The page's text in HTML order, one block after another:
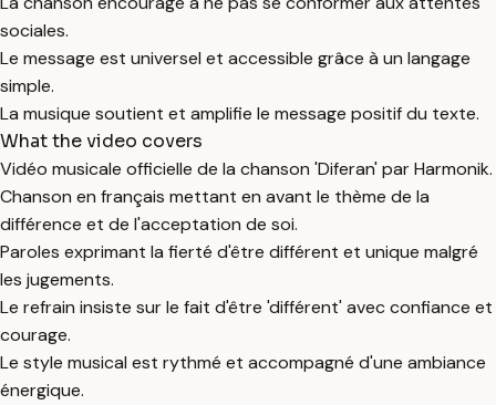
sociales.
Le message est universel et accessible grâce à un langage
simple.
La musique soutient et amplifie le message positif du texte.
What the video covers
Vidéo musicale officielle de la chanson 'Diferan' par Harmonik.
Chanson en français mettant en avant le thème de la
différence et de l'acceptation de soi.
Paroles exprimant la fierté d'être différent et unique malgré
les jugements.
Le refrain insiste sur le fait d'être 'différent' avec confiance et
courage.
Le style musical est rythmé et accompagné d'une ambiance
énergique.